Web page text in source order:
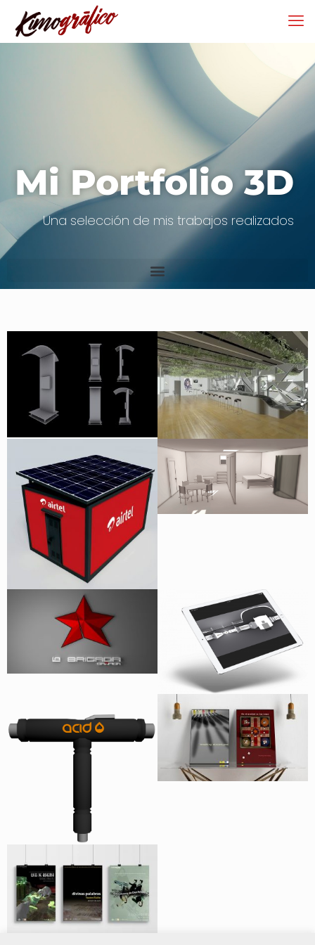
Mi Portfolio 3D
Una selección de mis trabajos realizados